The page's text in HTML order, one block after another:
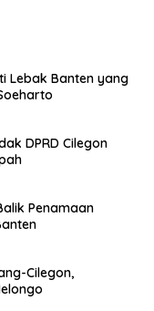
Lebak Banten yang
DPRD Cilegon
Penamaan
Cilegon,